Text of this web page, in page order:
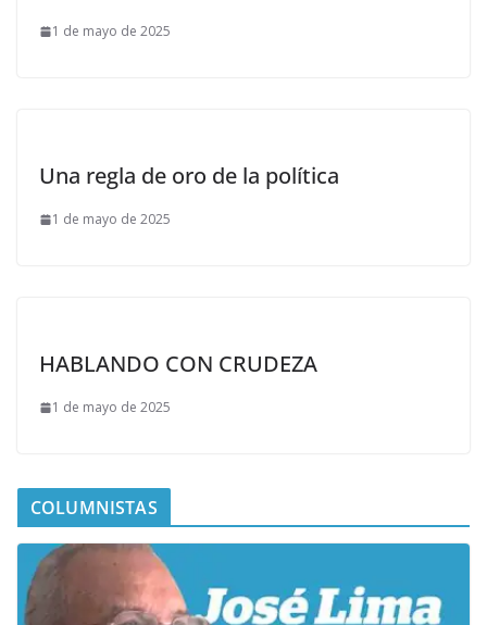
1 de mayo de 2025
Una regla de oro de la política
1 de mayo de 2025
HABLANDO CON CRUDEZA
1 de mayo de 2025
COLUMNISTAS